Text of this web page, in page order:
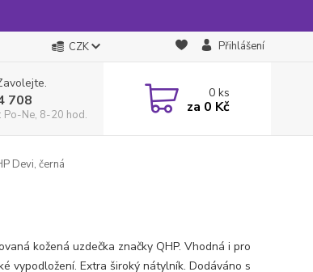
CZK Přihlášení
708
Po-Ne, 8-20 hod.
0ks
za 0 Kč
Devi, černá
kožená uzdečka značky QHP. Vhodná i pro
vypodložení. Extra široký nátylník. Dodáváno s